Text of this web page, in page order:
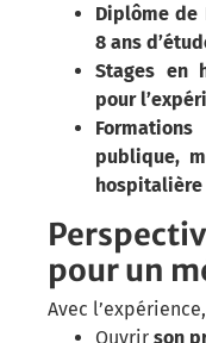
Diplôme de
8 ans
Stages en
pour
publique,
hospitalière
pour un
Avec
Ouvrir son